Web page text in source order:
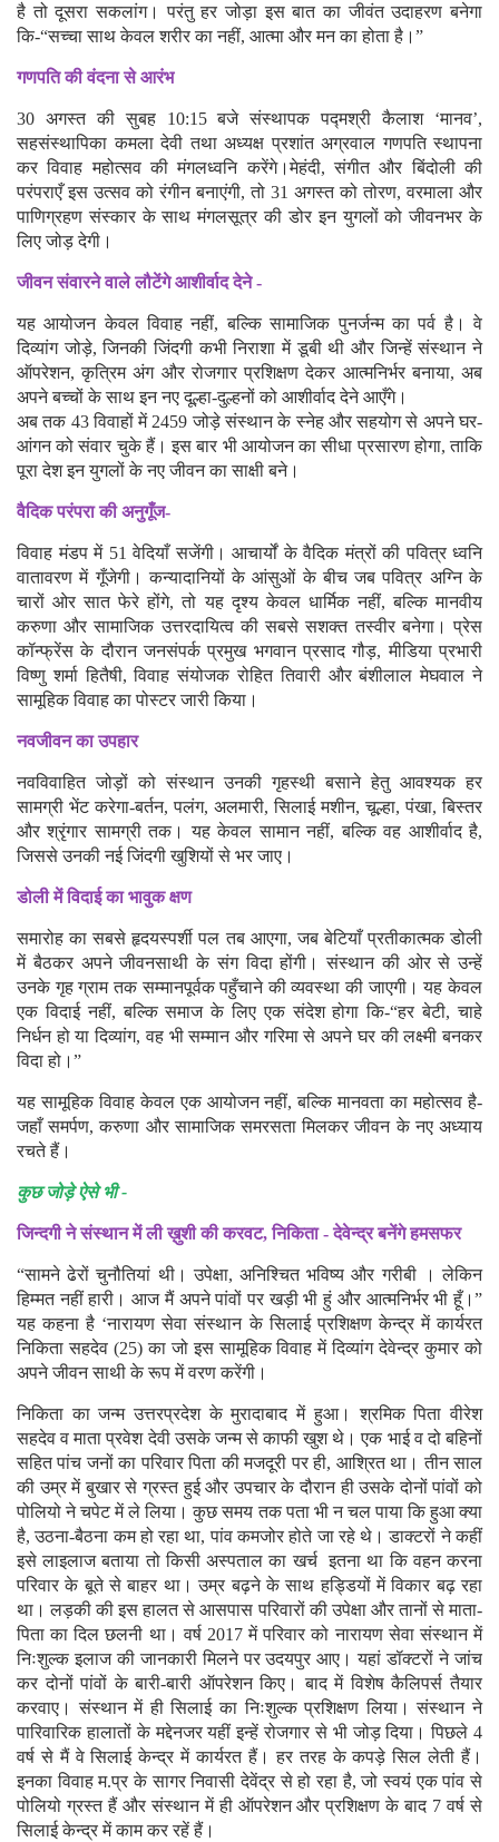
है तो दूसरा सकलांग। परंतु हर जोड़ा इस बात का जीवंत उदाहरण बनेगा
कि-“सच्चा साथ केवल शरीर का नहीं, आत्मा और मन का होता है।”
गणपति की वंदना से आरंभ
30 अगस्त की सुबह 10:15 बजे संस्थापक पद्मश्री कैलाश ‘मानव’,
सहसंस्थापिका कमला देवी तथा अध्यक्ष प्रशांत अग्रवाल गणपति स्थापना
कर विवाह महोत्सव की मंगलध्वनि करेंगे।मेहंदी, संगीत और बिंदोली की
परंपराएँ इस उत्सव को रंगीन बनाएंगी, तो 31 अगस्त को तोरण, वरमाला और
पाणिग्रहण संस्कार के साथ मंगलसूत्र की डोर इन युगलों को जीवनभर के
लिए जोड़ देगी।
जीवन संवारने वाले लौटेंगे आशीर्वाद देने -
यह आयोजन केवल विवाह नहीं, बल्कि सामाजिक पुनर्जन्म का पर्व है। वे
दिव्यांग जोड़े, जिनकी जिंदगी कभी निराशा में डूबी थी और जिन्हें संस्थान ने
ऑपरेशन, कृत्रिम अंग और रोजगार प्रशिक्षण देकर आत्मनिर्भर बनाया, अब
अपने बच्चों के साथ इन नए दूल्हा-दुल्हनों को आशीर्वाद देने आएँगे।
अब तक 43 विवाहों में 2459 जोड़े संस्थान के स्नेह और सहयोग से अपने घर-
आंगन को संवार चुके हैं। इस बार भी आयोजन का सीधा प्रसारण होगा, ताकि
पूरा देश इन युगलों के नए जीवन का साक्षी बने।
वैदिक परंपरा की अनुगूँज-
विवाह मंडप में 51 वेदियाँ सजेंगी। आचार्यों के वैदिक मंत्रों की पवित्र ध्वनि
वातावरण में गूँजेगी। कन्यादानियों के आंसुओं के बीच जब पवित्र अग्नि के
चारों ओर सात फेरे होंगे, तो यह दृश्य केवल धार्मिक नहीं, बल्कि मानवीय
करुणा और सामाजिक उत्तरदायित्व की सबसे सशक्त तस्वीर बनेगा। प्रेस
कॉन्फ्रेंस के दौरान जनसंपर्क प्रमुख भगवान प्रसाद गौड़, मीडिया प्रभारी
विष्णु शर्मा हितैषी, विवाह संयोजक रोहित तिवारी और बंशीलाल मेघवाल ने
सामूहिक विवाह का पोस्टर जारी किया।
नवजीवन का उपहार
नवविवाहित जोड़ों को संस्थान उनकी गृहस्थी बसाने हेतु आवश्यक हर
सामग्री भेंट करेगा-बर्तन, पलंग, अलमारी, सिलाई मशीन, चूल्हा, पंखा, बिस्तर
और श्रृंगार सामग्री तक। यह केवल सामान नहीं, बल्कि वह आशीर्वाद है,
जिससे उनकी नई जिंदगी खुशियों से भर जाए।
डोली में विदाई का भावुक क्षण
समारोह का सबसे हृदयस्पर्शी पल तब आएगा, जब बेटियाँ प्रतीकात्मक डोली
में बैठकर अपने जीवनसाथी के संग विदा होंगी। संस्थान की ओर से उन्हें
उनके गृह ग्राम तक सम्मानपूर्वक पहुँचाने की व्यवस्था की जाएगी। यह केवल
एक विदाई नहीं, बल्कि समाज के लिए एक संदेश होगा कि-“हर बेटी, चाहे
निर्धन हो या दिव्यांग, वह भी सम्मान और गरिमा से अपने घर की लक्ष्मी बनकर
विदा हो।”
यह सामूहिक विवाह केवल एक आयोजन नहीं, बल्कि मानवता का महोत्सव है-
जहाँ समर्पण, करुणा और सामाजिक समरसता मिलकर जीवन के नए अध्याय
रचते हैं।
कुछ जोड़े ऐसे भी -
जिन्दगी ने संस्थान में ली ख़ुशी की करवट, निकिता - देवेन्द्र बनेंगे हमसफर
“सामने ढेरों चुनौतियां थी। उपेक्षा, अनिश्चित भविष्य और गरीबी । लेकिन
हिम्मत नहीं हारी। आज मैं अपने पांवों पर खड़ी भी हुं और आत्मनिर्भर भी हूँ।”
यह कहना है ‘नारायण सेवा संस्थान के सिलाई प्रशिक्षण केन्द्र में कार्यरत
निकिता सहदेव (25) का जो इस सामूहिक विवाह में दिव्यांग देवेन्द्र कुमार को
अपने जीवन साथी के रूप में वरण करेंगी।
निकिता का जन्म उत्तरप्रदेश के मुरादाबाद में हुआ। श्रमिक पिता वीरेश
सहदेव व माता प्रवेश देवी उसके जन्म से काफी खुश थे। एक भाई व दो बहिनों
सहित पांच जनों का परिवार पिता की मजदूरी पर ही, आश्रित था। तीन साल
की उम्र में बुखार से ग्रस्त हुई और उपचार के दौरान ही उसके दोनों पांवों को
पोलियो ने चपेट में ले लिया। कुछ समय तक पता भी न चल पाया कि हुआ क्या
है, उठना-बैठना कम हो रहा था, पांव कमजोर होते जा रहे थे। डाक्टरों ने कहीं
इसे लाइलाज बताया तो किसी अस्पताल का खर्च इतना था कि वहन करना
परिवार के बूते से बाहर था। उम्र बढ़ने के साथ हड्डियों में विकार बढ़ रहा
था। लड़की की इस हालत से आसपास परिवारों की उपेक्षा और तानों से माता-
पिता का दिल छलनी था। वर्ष 2017 में परिवार को नारायण सेवा संस्थान में
निःशुल्क इलाज की जानकारी मिलने पर उदयपुर आए। यहां डॉक्टरों ने जांच
कर दोनों पांवों के बारी-बारी ऑपरेशन किए। बाद में विशेष कैलिपर्स तैयार
करवाए। संस्थान में ही सिलाई का निःशुल्क प्रशिक्षण लिया। संस्थान ने
पारिवारिक हालातों के मद्देनजर यहीं इन्हें रोजगार से भी जोड़ दिया। पिछले 4
वर्ष से मैं वे सिलाई केन्द्र में कार्यरत हैं। हर तरह के कपड़े सिल लेती हैं।
इनका विवाह म.प्र के सागर निवासी देवेंद्र से हो रहा है, जो स्वयं एक पांव से
पोलियो ग्रस्त हैं और संस्थान में ही ऑपरेशन और प्रशिक्षण के बाद 7 वर्ष से
सिलाई केन्द्र में काम कर रहें हैं।